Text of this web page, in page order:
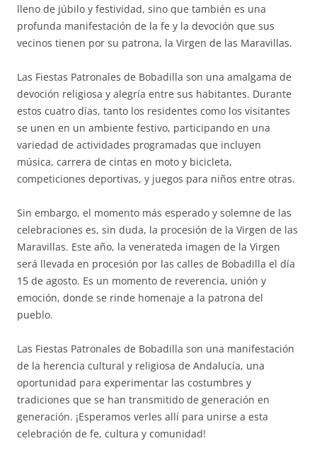
lleno de júbilo y festividad, sino que también es una
profunda manifestación de la fe y la devoción que sus
vecinos tienen por su patrona, la Virgen de las Maravillas.
Las Fiestas Patronales de Bobadilla son una amalgama de
devoción religiosa y alegría entre sus habitantes. Durante
estos cuatro días, tanto los residentes como los visitantes
se unen en un ambiente festivo, participando en una
variedad de actividades programadas que incluyen
música, carrera de cintas en moto y bicicleta,
competiciones deportivas, y juegos para niños entre otras.
Sin embargo, el momento más esperado y solemne de las
celebraciones es, sin duda, la procesión de la Virgen de las
Maravillas. Este año, la venerateda imagen de la Virgen
será llevada en procesión por las calles de Bobadilla el día
15 de agosto. Es un momento de reverencia, unión y
emoción, donde se rinde homenaje a la patrona del
pueblo.
Las Fiestas Patronales de Bobadilla son una manifestación
de la herencia cultural y religiosa de Andalucía, una
oportunidad para experimentar las costumbres y
tradiciones que se han transmitido de generación en
generación. ¡Esperamos verles allí para unirse a esta
celebración de fe, cultura y comunidad!